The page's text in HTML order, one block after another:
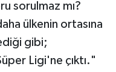
sorulmaz mı?
ülkenin ortasına
gibi;
Ligi'ne çıktı."